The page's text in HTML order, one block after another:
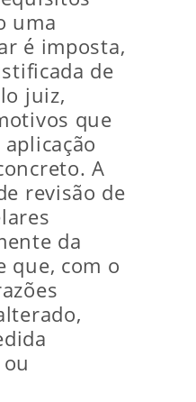
uma
é imposta,
de
juiz,
que
A
revisão de
da
que, com o